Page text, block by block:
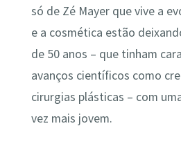
só de Zé Mayer que vive a
e a cosmética estão
de 50 anos – que tinham
avanços científicos como
cirurgias plásticas – com
vez mais jovem.